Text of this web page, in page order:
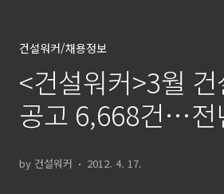
건설워커/채용정보
<건설워커>3월
공고 6,668건…전
by 건설워커 2012. 4. 17.